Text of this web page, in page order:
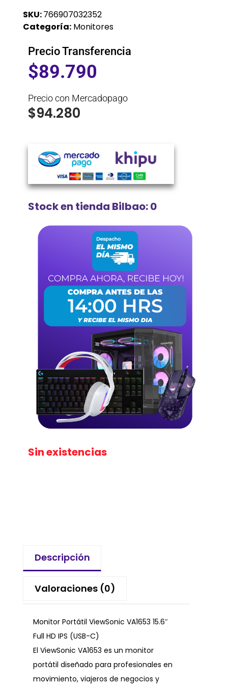
SKU:766907032352
Categoría: Monitores
Precio Transferencia
$89.790
Precio con Mercadopago
$94.280
Stock en tienda Bilbao: 0
Sin existencias
Descripción
Valoraciones (0)
Monitor Portátil ViewSonic VA1653 15.6″
Full HD IPS (USB-C)
El ViewSonic VA1653 es un monitor
portátil diseñado para profesionales en
movimiento, viajeros de negocios y